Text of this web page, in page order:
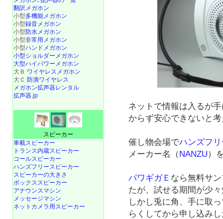
ネットで情報は入るが
からず安心できないと
催し物会場でハンズフ
メーカー名（NANZU）
パワギガＥ なら無料サ
たが、試せる期間が少
しかし兎に角、手に取
らくしてから申し込み
翻訳メガホン
小型多機能メガホン
小型録音メガホン
小型防水メガホン
小型非常用メガホン
小型ハンドメガホン
小型ショルダーメガホン
大型ハイパワーメガホン
大Ｂ ワイヤレスメガホン
大Ｃ 防滴ワイヤレス
メガホン拡声器レンタル
拡声器.jp
スピーカー
車載スピーカー
トランス内蔵スピーカー
コールスピーカー
ハンズフリースピーカー
スピーカーの大きさ
ボックススピーカー
アナウンスマシン
メッセージマシン
ネットカメラ用スピーカー